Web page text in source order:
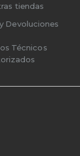
tiendas
Devoluciones
Técnicos